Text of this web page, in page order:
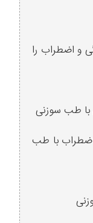
و اضطراب را
با طب سوزنی
با طب